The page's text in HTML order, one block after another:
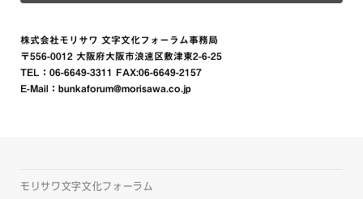
株式会社モリサワ 文字文化フォーラム事務局
〒556-0012 大阪府大阪市浪速区敷津東2-6-25
TEL： 06-6649-3311 FAX:06-6649-2157
E-Mail： bunkaforum@morisawa.co.jp
モリサワ文字文化フォーラム